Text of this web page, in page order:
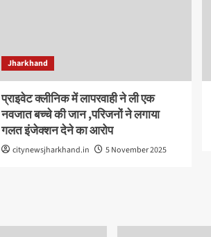
Jharkhand
प्राइवेट क्लीनिक में लापरवाही ने ली एक
नवजात बच्चे की जान ,परिजनों ने लगाया
गलत इंजेक्शन देने का आरोप
citynewsjharkhand.in 5 November 2025